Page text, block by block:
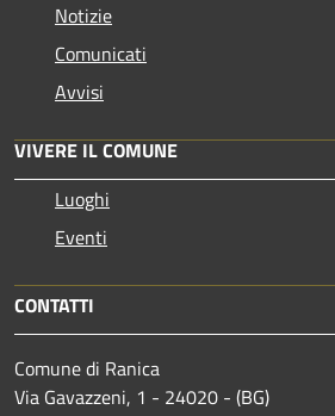
Notizie
Comunicati
Avvisi
VIVERE IL COMUNE
Luoghi
Eventi
CONTATTI
Comune di Ranica
Via Gavazzeni, 1 - 24020 - (BG)